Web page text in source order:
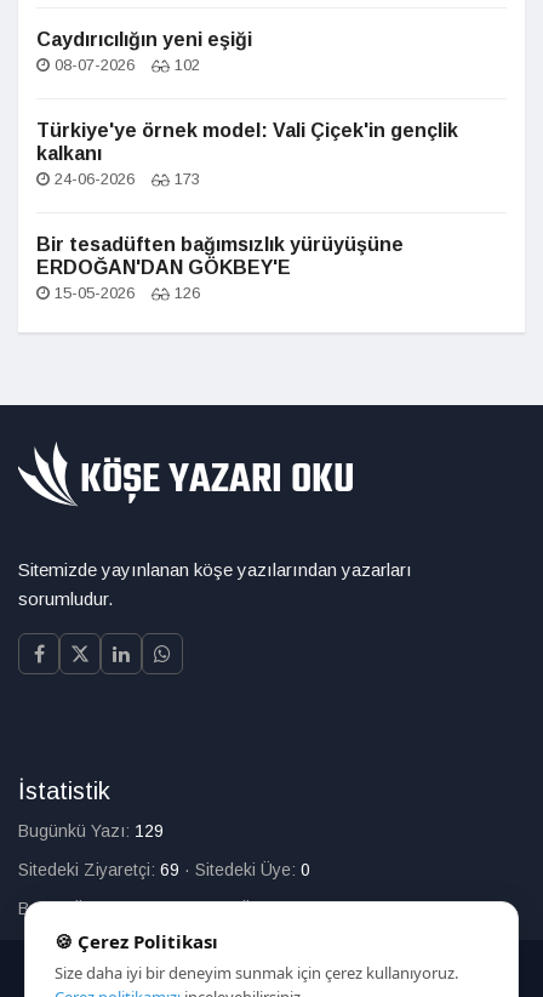
Caydırıcılığın yeni eşiği
08-07-2026 102
Türkiye'ye örnek model: Vali Çiçek'in gençlik
kalkanı
24-06-2026 173
Bir tesadüften bağımsızlık yürüyüşüne
ERDOĞAN'DAN GÖKBEY'E
15-05-2026 126
Sitemizde yayınlanan köşe yazılarından yazarları
sorumludur.
İstatistik
Bugünkü Yazı: 129
Sitedeki Ziyaretçi: 69 · Sitedeki Üye: 0
Bugün Üye Olan:0·Toplam Üye:226
© 2025
🍪 Çerez Politikası
Size daha iyi bir deneyim sunmak için çerez kullanıyoruz.